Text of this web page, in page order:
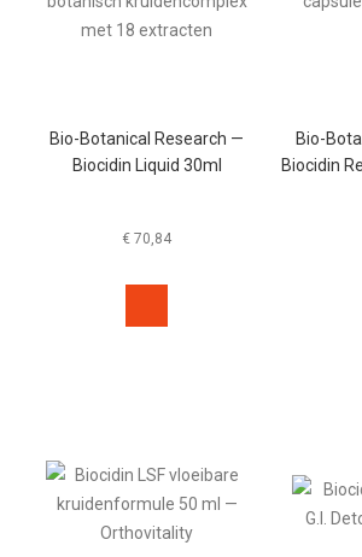
Bio-Botanical Research —
Biocidin Liquid 30ml
€ 70,84
Bio-
Biocidin